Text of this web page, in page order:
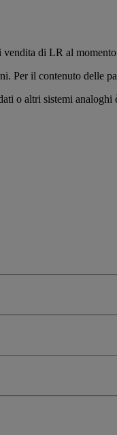
di LR al
Per il contenuto delle
o altri sistemi